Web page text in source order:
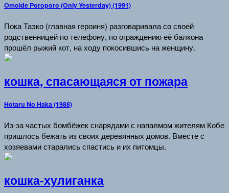
Omoide Poroporo (Only Yesterday) (1991)
Пока Таэко (главная героиня) разговаривала со своей
родственницей по телефону, по ограждению её балкона
прошёл рыжий кот, на ходу покосившись на женщину.
кошка, спасающаяся от пожара
Hotaru No Haka (1988)
Из-за частых бомбёжек снарядами с напалмом жителям Кобе
пришлось бежать из своих деревянных домов. Вместе с
хозяевами старались спастись и их питомцы.
кошка-хулиганка